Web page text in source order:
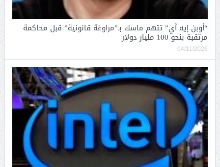
“أوبن إيه آي” تتهم ماسك بـ”مراوغة قانونية” قبل محاكمة
مرتقبة بنحو 100 مليار دولار
04/11/2026